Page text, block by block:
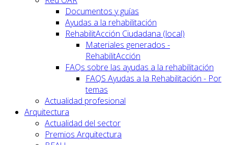
Documentos y guías
Ayudas a la rehabilitación
RehabilitAcción Ciudadana (local)
Materiales generados -
RehabilitAcción
FAQs sobre las ayudas a la rehabilitación
FAQS Ayudas a la Rehabilitación - Por
temas
Actualidad profesional
Arquitectura
Actualidad del sector
Premios Arquitectura